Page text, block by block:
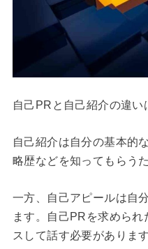
自己PRと自己紹介の違い
自己紹介は自分の基本的
略歴などを知ってもらう
一方、自己アピールは自
ます。自己PRを求めら
スして話す必要があります